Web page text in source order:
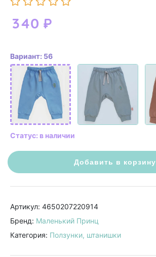
340 ₽
Вариант: 56
Статус: в наличии
Добавить в корзину
Артикул: 4650207220914
Бренд: Маленький Принц
Категория: Ползунки, штанишки